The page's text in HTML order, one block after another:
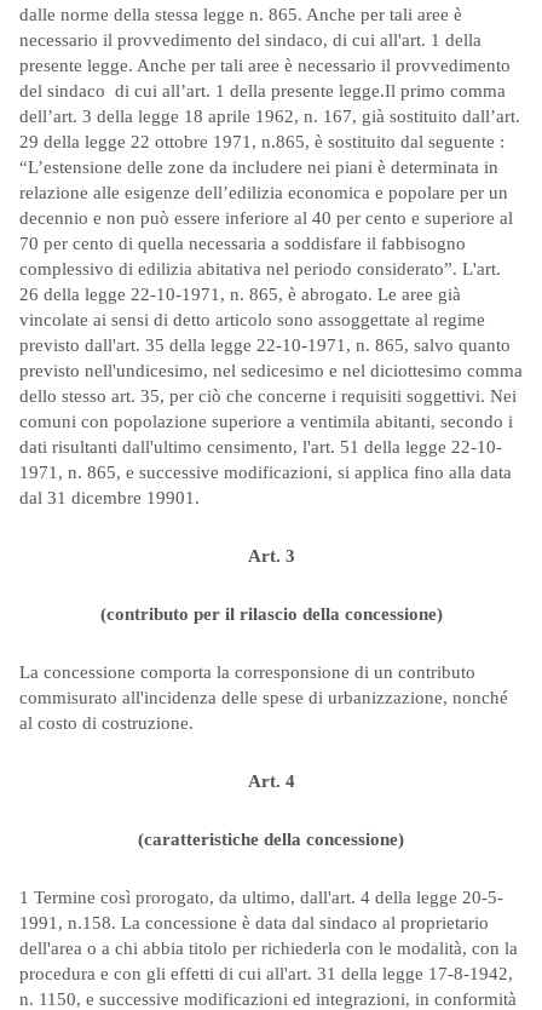
dalle norme della stessa legge n. 865. Anche per tali aree è
necessario il provvedimento del sindaco, di cui all'art. 1 della
presente legge. Anche per tali aree è necessario il provvedimento
del sindaco di cui all’art. 1 della presente legge.Il primo comma
dell’art. 3 della legge 18 aprile 1962, n. 167, già sostituito dall’art.
29 della legge 22 ottobre 1971, n.865, è sostituito dal seguente :
“L’estensione delle zone da includere nei piani è determinata in
relazione alle esigenze dell’edilizia economica e popolare per un
decennio e non può essere inferiore al 40 per cento e superiore al
70 per cento di quella necessaria a soddisfare il fabbisogno
complessivo di edilizia abitativa nel periodo considerato”. L'art.
26 della legge 22-10-1971, n. 865, è abrogato. Le aree già
vincolate ai sensi di detto articolo sono assoggettate al regime
previsto dall'art. 35 della legge 22-10-1971, n. 865, salvo quanto
previsto nell'undicesimo, nel sedicesimo e nel diciottesimo comma
dello stesso art. 35, per ciò che concerne i requisiti soggettivi. Nei
comuni con popolazione superiore a ventimila abitanti, secondo i
dati risultanti dall'ultimo censimento, l'art. 51 della legge 22-10-
1971, n. 865, e successive modificazioni, si applica fino alla data
dal 31 dicembre 19901.
Art. 3
(contributo per il rilascio della concessione)
La concessione comporta la corresponsione di un contributo
commisurato all'incidenza delle spese di urbanizzazione, nonché
al costo di costruzione.
Art. 4
(caratteristiche della concessione)
1 Termine così prorogato, da ultimo, dall'art. 4 della legge 20-5-
1991, n.158. La concessione è data dal sindaco al proprietario
dell'area o a chi abbia titolo per richiederla con le modalità, con la
procedura e con gli effetti di cui all'art. 31 della legge 17-8-1942,
n. 1150, e successive modificazioni ed integrazioni, in conformità